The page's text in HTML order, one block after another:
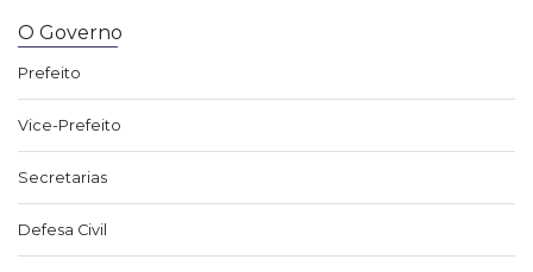
O Governo
Prefeito
Vice-Prefeito
Secretarias
Defesa Civil